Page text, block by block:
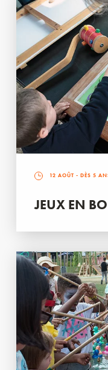
12 AOÛT - DÈS 5
JEUX EN